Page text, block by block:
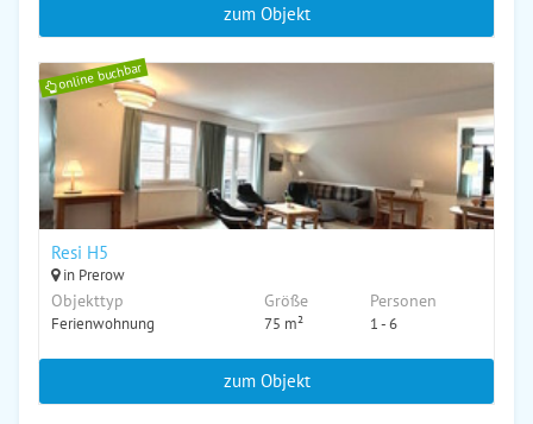
zum Objekt
online buchbar
Resi H5
in Prerow
Objekttyp
Ferienwohnung
Größe
75 m²
Personen
1 - 6
zum Objekt